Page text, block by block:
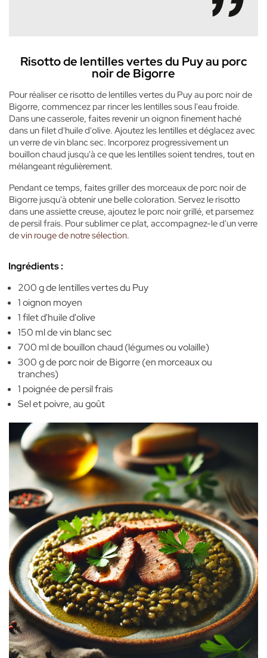
Risotto de lentilles vertes du Puy au porc
noir de Bigorre
Pour réaliser ce risotto de lentilles vertes du Puy au porc noir de
Bigorre, commencez par rincer les lentilles sous l'eau froide.
Dans une casserole, faites revenir un oignon finement haché
dans un filet d'huile d'olive. Ajoutez les lentilles et déglacez avec
un verre de vin blanc sec. Incorporez progressivement un
bouillon chaud jusqu'à ce que les lentilles soient tendres, tout en
mélangeant régulièrement.
Pendant ce temps, faites griller des morceaux de porc noir de
Bigorre jusqu'à obtenir une belle coloration. Servez le risotto
dans une assiette creuse, ajoutez le porc noir grillé, et parsemez
de persil frais. Pour sublimer ce plat, accompagnez-le d'un verre
devin rouge de notre sélection.
Ingrédients :
200 g de lentilles vertes du Puy
1 oignon moyen
1 filet d'huile d'olive
150 ml de vin blanc sec
700 ml de bouillon chaud (légumes ou volaille)
300 g de porc noir de Bigorre (en morceaux ou
tranches)
1 poignée de persil frais
Sel et poivre, au goût